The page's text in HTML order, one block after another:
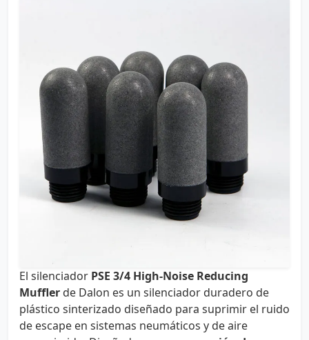
El silenciador PSE 3/4 High-Noise Reducing
Muffler de Dalon es un silenciador duradero de
plástico sinterizado diseñado para suprimir el ruido
de escape en sistemas neumáticos y de aire